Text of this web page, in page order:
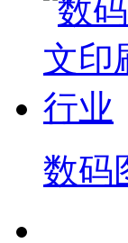
数码